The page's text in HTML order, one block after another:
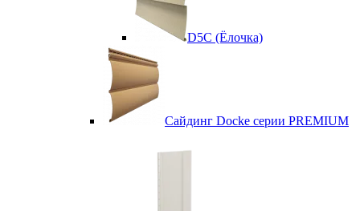
D5C (Ёлочка)
Сайдинг Docke серии PREMIUM